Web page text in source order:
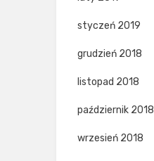
styczeń 2019
grudzień 2018
listopad 2018
październik 2018
wrzesień 2018